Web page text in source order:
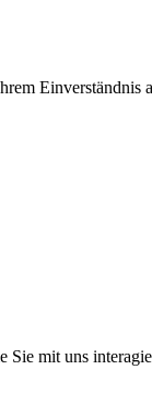
Einverständnis
Sie mit uns